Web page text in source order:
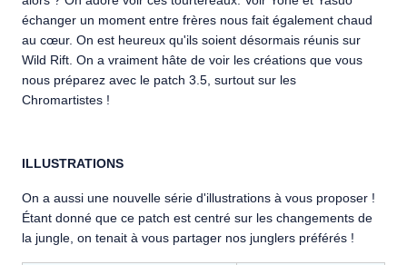
échanger un moment entre frères nous fait également chaud
au cœur. On est heureux qu'ils soient désormais réunis sur
Wild Rift. On a vraiment hâte de voir les créations que vous
nous préparez avec le patch 3.5, surtout sur les
Chromartistes !
ILLUSTRATIONS
On a aussi une nouvelle série d'illustrations à vous proposer !
Étant donné que ce patch est centré sur les changements de
la jungle, on tenait à vous partager nos junglers préférés !